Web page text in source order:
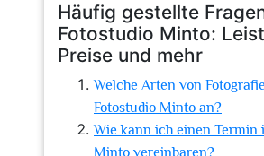
Häufig gestellte
Fotostudio Minto:
Preise und mehr
Welche Arten von
Fotostudio Minto an?
Wie kann ich einen Termin
Minto vereinbaren?